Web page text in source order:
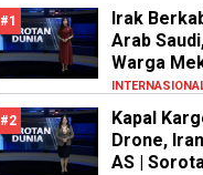
#1
Irak
Arab
Warga
#2
Kapal
Drone,
AS |